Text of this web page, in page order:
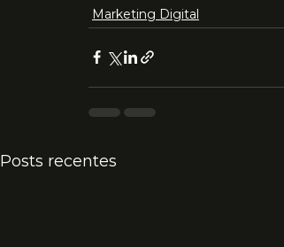
Marketing Digital
Posts recentes